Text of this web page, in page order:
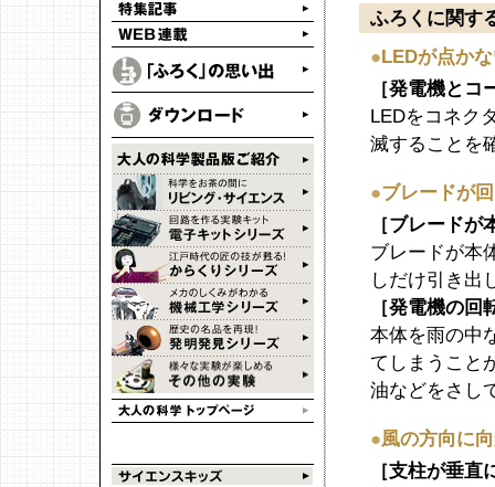
ふろくに関す
●LEDが点か
［発電機と
LEDをコネク
滅することを
●ブレードが
［ブレード
ブレードが本
しだけ引き出
［発電機の
本体を雨の中
てしまうこと
油などをさし
●風の方向に
［支柱が垂直